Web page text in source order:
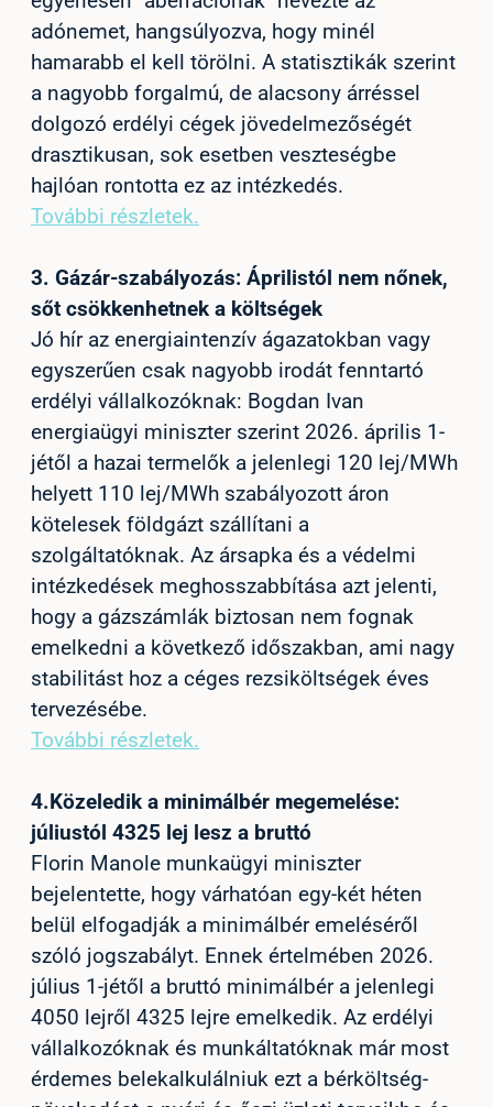
adónemet, hangsúlyozva, hogy minél
hamarabb el kell törölni. A statisztikák szerint
a nagyobb forgalmú, de alacsony árréssel
dolgozó erdélyi cégek jövedelmezőségét
drasztikusan, sok esetben veszteségbe
hajlóan rontotta ez az intézkedés.
További részletek.
3. Gázár-szabályozás: Áprilistól nem nőnek,
sőt csökkenhetnek a költségek
Jó hír az energiaintenzív ágazatokban vagy
egyszerűen csak nagyobb irodát fenntartó
erdélyi vállalkozóknak: Bogdan Ivan
energiaügyi miniszter szerint 2026. április 1-
jétől a hazai termelők a jelenlegi 120 lej/MWh
helyett 110 lej/MWh szabályozott áron
kötelesek földgázt szállítani a
szolgáltatóknak. Az ársapka és a védelmi
intézkedések meghosszabbítása azt jelenti,
hogy a gázszámlák biztosan nem fognak
emelkedni a következő időszakban, ami nagy
stabilitást hoz a céges rezsiköltségek éves
tervezésébe.
További részletek.
4. Közeledik a minimálbér megemelése:
júliustól 4325 lej lesz a bruttó
Florin Manole munkaügyi miniszter
bejelentette, hogy várhatóan egy-két héten
belül elfogadják a minimálbér emeléséről
szóló jogszabályt. Ennek értelmében 2026.
július 1-jétől a bruttó minimálbér a jelenlegi
4050 lejről 4325 lejre emelkedik. Az erdélyi
vállalkozóknak és munkáltatóknak már most
érdemes belekalkulálniuk ezt a bérköltség-